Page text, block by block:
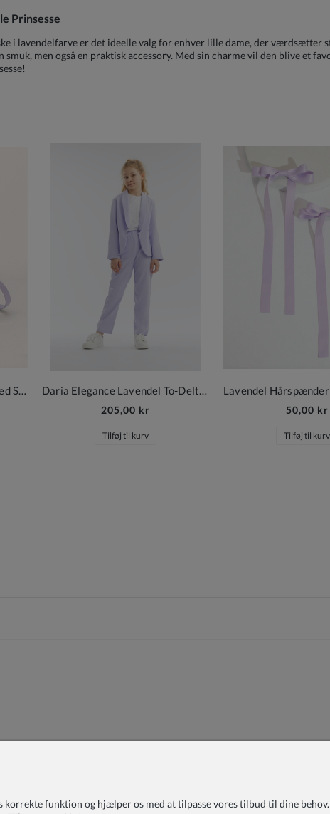
Prinsesse
i lavendelfarve er det ideelle valg for enhver lille dame, der værdsætter
men også en praktisk accessory. Med sin charme vil den blive et
Lavendelfarvet Pige Taske med Sløjfe Daria Elegance Lavendel To-Delt Sæt til Piger
205,00 kr
Tilføj til kurv
50,00 kr
Tilføj til kurv
funktion og hjælper os med at tilpasse vores tilbud til dine